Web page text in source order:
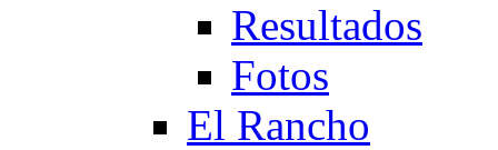
Resultados
Fotos
El Rancho